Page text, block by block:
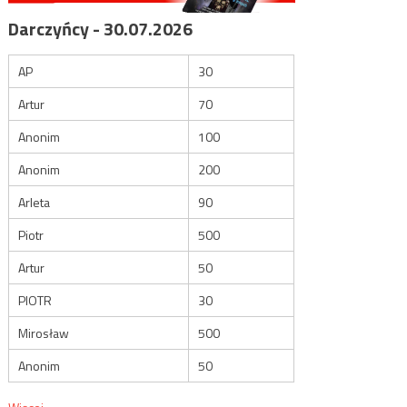
Darczyńcy - 30.07.2026
AP
30
Artur
70
Anonim
100
Anonim
200
Arleta
90
Piotr
500
Artur
50
PIOTR
30
Mirosław
500
Anonim
50